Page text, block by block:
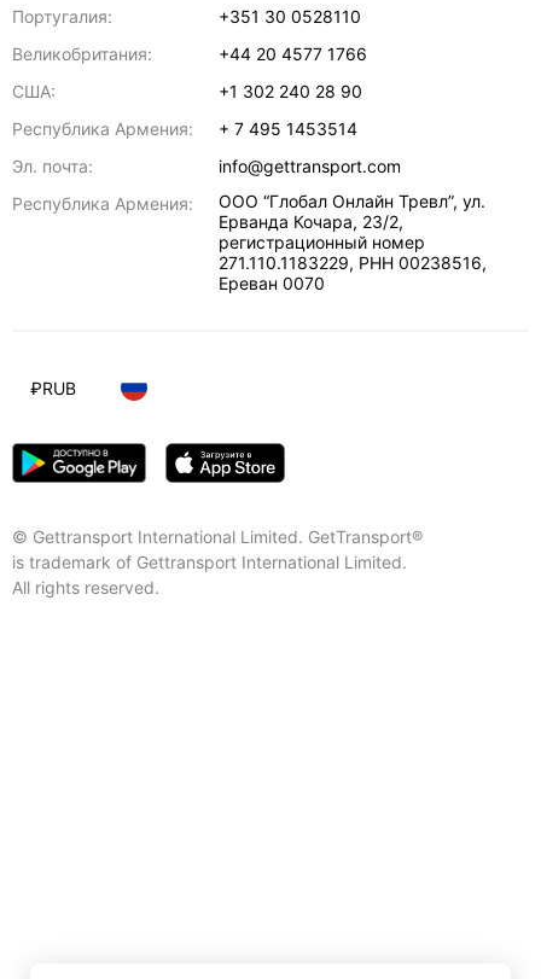
Португалия:
+351 30 0528110
Великобритания:
+44 20 4577 1766
США:
+1 302 240 28 90
Республика Армения:
+ 7 495 1453514
Эл. почта:
info@gettransport.com
Республика Армения:
ООО “Глобал Онлайн Тревл”, ул.
Ерванда Кочара, 23/2,
регистрационный номер
271.110.1183229, РНН 00238516,
Ереван 0070
© Gettransport International Limited. GetTransport®
is trademark of Gettransport International Limited.
All rights reserved.
₽RUB